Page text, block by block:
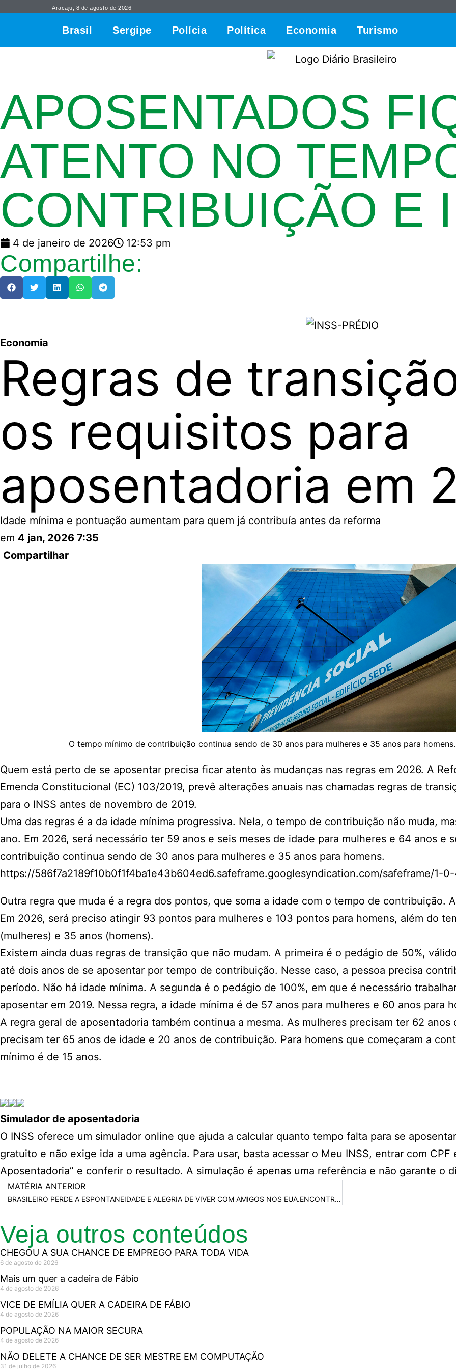
Aracaju, 8 de agosto de 2026
Brasil Sergipe Polícia Política Economia Turismo
APOSENTADOS
ATENTO NO
CONTRIBUIÇÃO E
4 de janeiro de 2026 12:53 pm
Compartilhe:
Economia
Regras de
os requisitos para
aposentadoria em
Idade mínima e pontuação aumentam para quem já contribuía antes da reforma
em 4 jan, 2026 7:35
Compartilhar
O tempo mínimo de contribuição continua sendo de 30 anos para mulheres e 35 anos para
Quem está perto de se aposentar precisa ficar atento às mudanças nas regras em 2026. A
Emenda Constitucional (EC) 103/2019, prevê alterações anuais nas chamadas regras de
para o INSS antes de novembro de 2019.
Uma das regras é a da idade mínima progressiva. Nela, o tempo de contribuição não muda,
ano. Em 2026, será necessário ter 59 anos e seis meses de idade para mulheres e 64 anos e
contribuição continua sendo de 30 anos para mulheres e 35 anos para homens.
https://586f7a2189f10b0f1f4ba1e43b604ed6.safeframe.googlesyndication.com/safeframe/1-
Outra regra que muda é a regra dos pontos, que soma a idade com o tempo de contribuição.
Em 2026, será preciso atingir 93 pontos para mulheres e 103 pontos para homens, além do
(mulheres) e 35 anos (homens).
Existem ainda duas regras de transição que não mudam. A primeira é o pedágio de 50%,
até dois anos de se aposentar por tempo de contribuição. Nesse caso, a pessoa precisa
período. Não há idade mínima. A segunda é o pedágio de 100%, em que é necessário
aposentar em 2019. Nessa regra, a idade mínima é de 57 anos para mulheres e 60 anos para
A regra geral de aposentadoria também continua a mesma. As mulheres precisam ter 62
precisam ter 65 anos de idade e 20 anos de contribuição. Para homens que começaram a
mínimo é de 15 anos.
Simulador de aposentadoria
O INSS oferece um simulador online que ajuda a calcular quanto tempo falta para se
gratuito e não exige ida a uma agência. Para usar, basta acessar o Meu INSS, entrar com
Aposentadoria” e conferir o resultado. A simulação é apenas uma referência e não garante o
MATÉRIA ANTERIOR
BRASILEIRO PERDE A ESPONTANEIDADE E ALEGRIA DE VIVER COM AMIGOS NOS EUA.ENCONTROS TÊM QUE SER MARCADOS COM ANTECEDÊNCIA
Veja outros conteúdos
CHEGOU A SUA CHANCE DE EMPREGO PARA TODA VIDA
6 de agosto de 2026
Mais um quer a cadeira de Fábio
4 de agosto de 2026
VICE DE EMÍLIA QUER A CADEIRA DE FÁBIO
4 de agosto de 2026
POPULAÇÃO NA MAIOR SECURA
4 de agosto de 2026
NÃO DELETE A CHANCE DE SER MESTRE EM COMPUTAÇÃO
31 de julho de 2026